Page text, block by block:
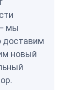
мы
доставим
новый